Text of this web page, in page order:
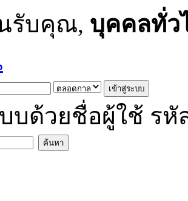
รับคุณ, บุคคลทั่ว
บด้วยชื่อผู้ใช้ รหั